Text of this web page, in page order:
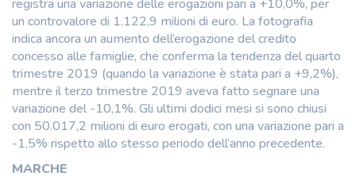
registra una variazione delle erogazioni pari a +10,0%, per
un controvalore di 1.122,9 milioni di euro. La fotografia
indica ancora un aumento dell’erogazione del credito
concesso alle famiglie, che conferma la tendenza del quarto
trimestre 2019 (quando la variazione è stata pari a +9,2%),
mentre il terzo trimestre 2019 aveva fatto segnare una
variazione del -10,1%. Gli ultimi dodici mesi si sono chiusi
con 50.017,2 milioni di euro erogati, con una variazione pari a
-1,5% rispetto allo stesso periodo dell’anno precedente.
MARCHE